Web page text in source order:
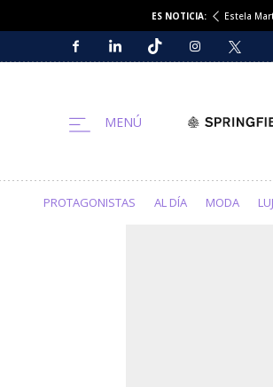
ES NOTICIA: Estela
PROTAGONISTAS AL DÍA MODA